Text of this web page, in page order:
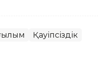
Қауіпсіздік